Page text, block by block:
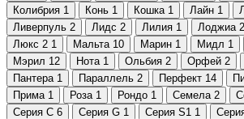
Колибрия 1 Конь 1 Кошка 1 Лайн 1
Ливерпуль 2 Лидс 2 Лилия 1 Лоджиа 2
Люкс 2 1 Мальта 10 Марин 1 Мидл 1
Мэрил 12 Нота 1 Ольбия 2 Орфей 2
Пантера 1 Параллель 2 Перфект 14
Прима 1 Роза 1 Рондо 1 Семела 2
Серия C 6 Серия G 1 Серия S1 1